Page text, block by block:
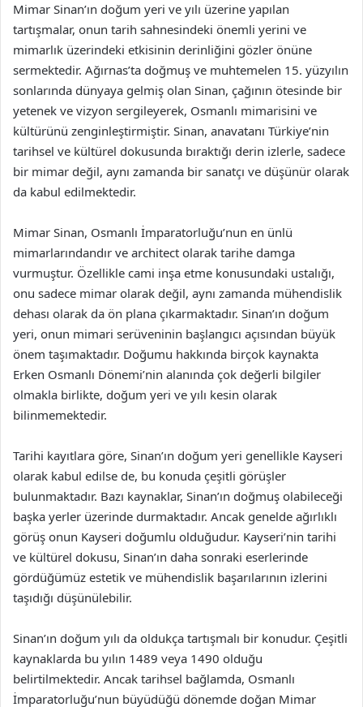
Mimar Sinan’ın doğum yeri ve yılı üzerine yapılan
tartışmalar, onun tarih sahnesindeki önemli yerini ve
mimarlık üzerindeki etkisinin derinliğini gözler önüne
sermektedir. Ağırnas’ta doğmuş ve muhtemelen 15. yüzyılın
sonlarında dünyaya gelmiş olan Sinan, çağının ötesinde bir
yetenek ve vizyon sergileyerek, Osmanlı mimarisini ve
kültürünü zenginleştirmiştir. Sinan, anavatanı Türkiye’nin
tarihsel ve kültürel dokusunda bıraktığı derin izlerle, sadece
bir mimar değil, aynı zamanda bir sanatçı ve düşünür olarak
da kabul edilmektedir.
Mimar Sinan, Osmanlı İmparatorluğu’nun en ünlü
mimarlarındandır ve architect olarak tarihe damga
vurmuştur. Özellikle cami inşa etme konusundaki ustalığı,
onu sadece mimar olarak değil, aynı zamanda mühendislik
dehası olarak da ön plana çıkarmaktadır. Sinan’ın doğum
yeri, onun mimari serüveninin başlangıcı açısından büyük
önem taşımaktadır. Doğumu hakkında birçok kaynakta
Erken Osmanlı Dönemi’nin alanında çok değerli bilgiler
olmakla birlikte, doğum yeri ve yılı kesin olarak
bilinmemektedir.
Tarihi kayıtlara göre, Sinan’ın doğum yeri genellikle Kayseri
olarak kabul edilse de, bu konuda çeşitli görüşler
bulunmaktadır. Bazı kaynaklar, Sinan’ın doğmuş olabileceği
başka yerler üzerinde durmaktadır. Ancak genelde ağırlıklı
görüş onun Kayseri doğumlu olduğudur. Kayseri’nin tarihi
ve kültürel dokusu, Sinan’ın daha sonraki eserlerinde
gördüğümüz estetik ve mühendislik başarılarının izlerini
taşıdığı düşünülebilir.
Sinan’ın doğum yılı da oldukça tartışmalı bir konudur. Çeşitli
kaynaklarda bu yılın 1489 veya 1490 olduğu
belirtilmektedir. Ancak tarihsel bağlamda, Osmanlı
İmparatorluğu’nun büyüdüğü dönemde doğan Mimar